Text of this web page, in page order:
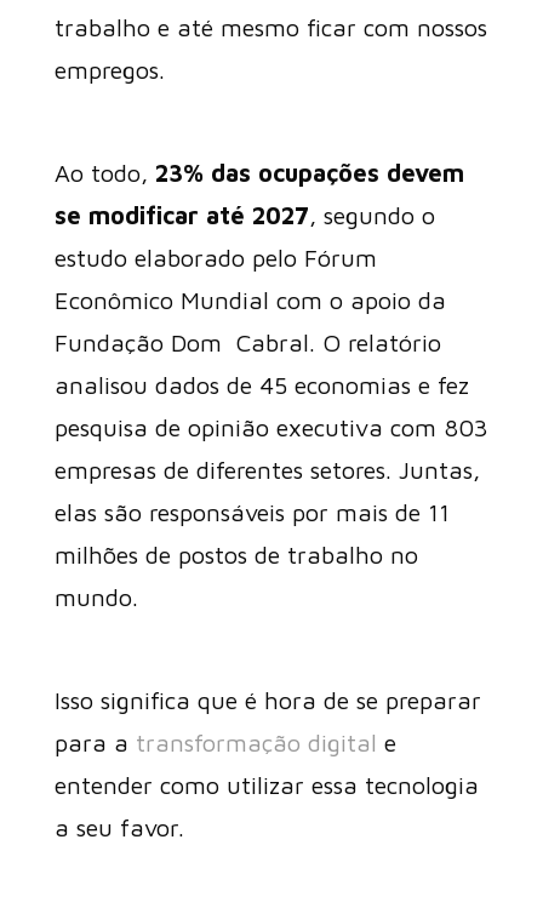
trabalho e até mesmo ficar com nossos
empregos.
Ao todo, 23% das ocupações devem
se modificar até 2027 , segundo o
estudo elaborado pelo Fórum
Econômico Mundial com o apoio da
Fundação Dom Cabral. O relatório
analisou dados de 45 economias e fez
pesquisa de opinião executiva com 803
empresas de diferentes setores. Juntas,
elas são responsáveis por mais de 11
milhões de postos de trabalho no
mundo.
Isso significa que é hora de se preparar
para a transformação digital e
entender como utilizar essa tecnologia
a seu favor.